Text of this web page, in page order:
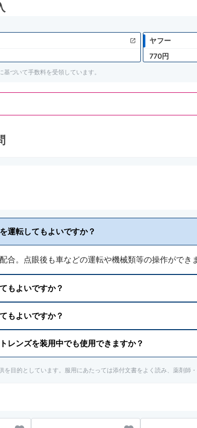
ヤフー
770円
づいて手数料を受領しています。
運転してもよいですか？
合。点眼後も車などの運転や機械類等の操作ができ
もよいですか？
す。ただし、安易な使用は避け、主治医にご相談く
もよいですか？
す。ただし、安易な使用は避け、主治医にご相談く
レンズを装用中でも使用できますか？
レンズを装用中でも使用できます。
を目的としています。服用にあたっては添付文書をよく読み、薬剤師